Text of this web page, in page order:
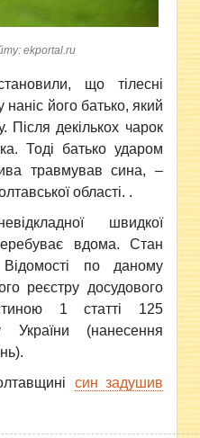
ekportal.ru
що тілесні
його батько, який
Після декількох чарок
Тоді батько ударом
травмував сина, –
області. .
швидкої
вдома. Стан
Відомості по даному
реєстру досудового
1 статті 125
України (нанесення
син задушив